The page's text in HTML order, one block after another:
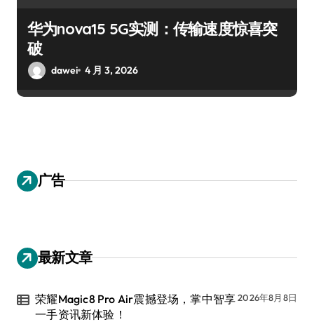
华为nova15 5G实测：传输速度惊喜突
破
dawei 4 月 3, 2026
广告
最新文章
荣耀Magic8 Pro Air震撼登场，掌中智享
一手资讯新体验！
2026年8月8日